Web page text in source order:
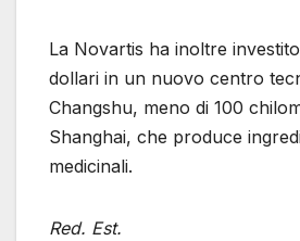
La Novartis ha inoltre
dollari in un nuovo centro
Changshu, meno di 100
Shanghai, che produce
medicinali.
Red. Est.